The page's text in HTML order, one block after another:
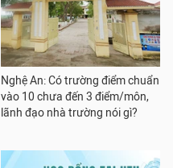
Nghệ An: Có trường điểm chuẩn
vào 10 chưa đến 3 điểm/môn,
lãnh đạo nhà trường nói gì?